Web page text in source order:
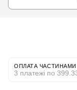
ОПЛАТА ЧАСТИНАМИ
3 платежі по